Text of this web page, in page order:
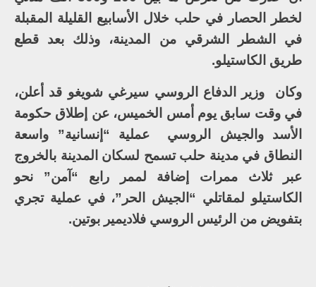
لخطر الحصار في حلب خلال الأسابيع القليلة المقبلة
في الشطر الشرقي من المدينة، وذلك بعد قطع
طريق الكاستيلو.
وكان وزير الدفاع الروسي سيرغي شويغو قد أعلن،
في وقت سابق يوم أمس الخميس، عن إطلاق حكومة
الأسد والجيش الروسي عملية “إنسانية” واسعة
النطاق في مدينة حلب تسمح لسكان المدينة بالخروج
عبر ثلاث ممرات إضافة لممر رابع “آمن” نحو
الكاستيلو لمقاتلي “الجيش الحر”، في عملية تجري
بتفويض من الرئيس الروسي فلاديمير بوتين.